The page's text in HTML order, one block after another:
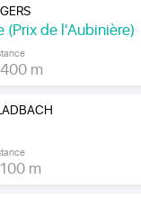
(Prix de l'Aubinière)
m
m